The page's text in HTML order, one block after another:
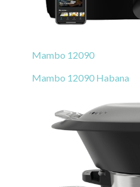
Mambo 12090
Mambo 12090 Habana